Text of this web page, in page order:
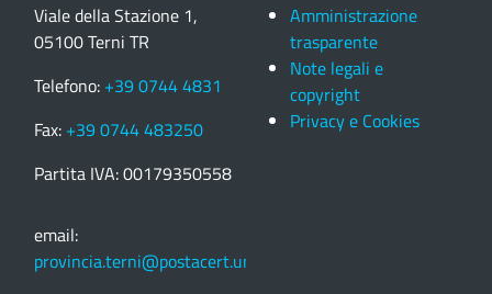
Viale della Stazione 1,
05100 Terni TR
Telefono: +39 0744 4831
Fax: +39 0744 483250
Partita IVA: 00179350558
email:
provincia.terni@postacert.umbria.it
Amministrazione
trasparente
Note legali e
copyright
Privacy e Cookies